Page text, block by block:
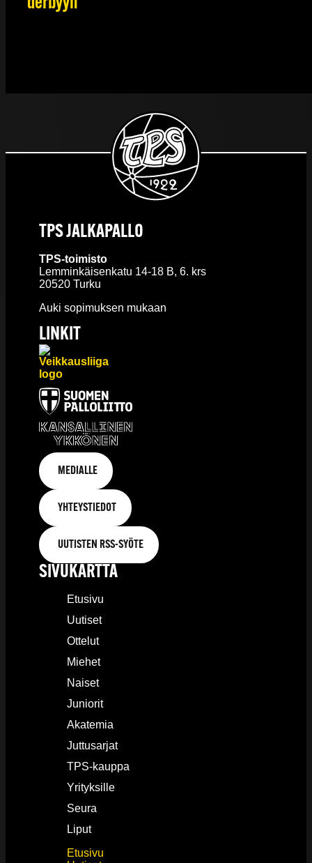
TPS JALKAPALLO
TPS-toimisto
Lemminkäisenkatu 14-18 B, 6. krs
20520 Turku
Auki sopimuksen mukaan
LINKIT
MEDIALLE
YHTEYSTIEDOT
UUTISTEN RSS-SYÖTE
SIVUKARTTA
Etusivu
Uutiset
Ottelut
Miehet
Naiset
Juniorit
Akatemia
Juttusarjat
TPS-kauppa
Yrityksille
Seura
Liput
Etusivu